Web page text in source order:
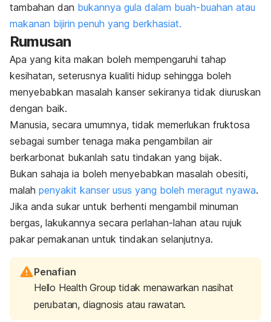
tambahan dan bukannya gula dalam buah-buahan atau
makanan bijirin penuh yang berkhasiat.
Rumusan
Apa yang kita makan boleh mempengaruhi tahap
kesihatan, seterusnya kualiti hidup sehingga boleh
menyebabkan masalah kanser sekiranya tidak diuruskan
dengan baik.
Manusia, secara umumnya, tidak memerlukan fruktosa
sebagai sumber tenaga maka pengambilan air
berkarbonat bukanlah satu tindakan yang bijak.
Bukan sahaja ia boleh menyebabkan masalah obesiti,
malah penyakit kanser usus yang boleh meragut nyawa.
Jika anda sukar untuk berhenti mengambil minuman
bergas, lakukannya secara perlahan-lahan atau rujuk
pakar pemakanan untuk tindakan selanjutnya.
Penafian
Hello Health Group tidak menawarkan nasihat
perubatan, diagnosis atau rawatan.